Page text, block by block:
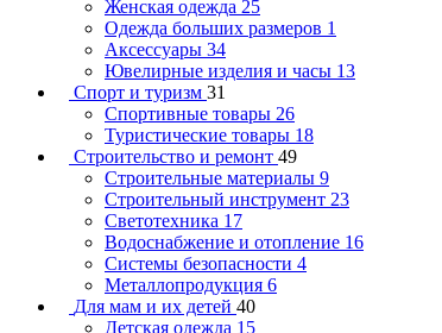
Женская одежда 25
Одежда больших размеров 1
Аксессуары 34
Ювелирные изделия и часы 13
Спорт и туризм 31
Спортивные товары 26
Туристические товары 18
Строительство и ремонт 49
Строительные материалы 9
Строительный инструмент 23
Светотехника 17
Водоснабжение и отопление 16
Системы безопасности 4
Металлопродукция 6
Для мам и их детей 40
Детская одежда 15